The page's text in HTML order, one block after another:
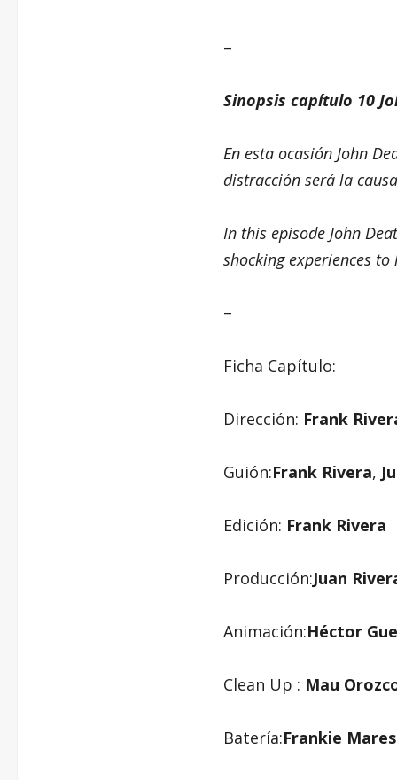
–
Sinopsis capítulo 10
En esta ocasión John
distracción será la
In this episode John
shocking experiences
–
Ficha Capítulo:
Dirección: Frank
Guión:Frank Rivera,
Edición: Frank Rivera
Producción:Juan
Animación:Héctor
Clean Up : Mau
Batería:Frankie Mares